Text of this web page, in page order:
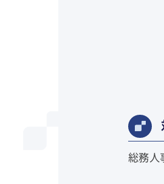
総務人